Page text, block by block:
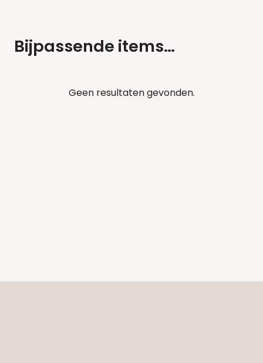
Bijpassende items…
Geen resultaten gevonden.